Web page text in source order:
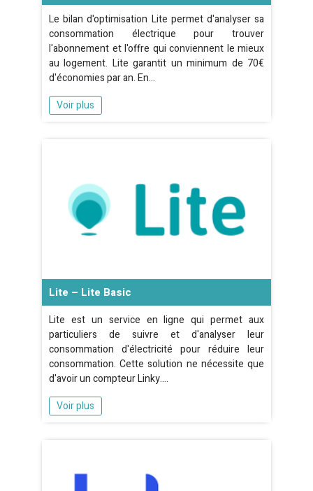
Le bilan d'optimisation Lite permet d'analyser sa
consommation électrique pour trouver
l'abonnement et l'offre qui conviennent le mieux
au logement. Lite garantit un minimum de 70€
d'économies par an. En…
Voir plus
Lite – Lite Basic
Lite est un service en ligne qui permet aux
particuliers de suivre et d'analyser leur
consommation d'électricité pour réduire leur
consommation. Cette solution ne nécessite que
d'avoir un compteur Linky.…
Voir plus